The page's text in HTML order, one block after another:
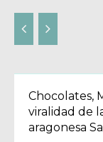
Chocolates,
viralidad de
aragonesa